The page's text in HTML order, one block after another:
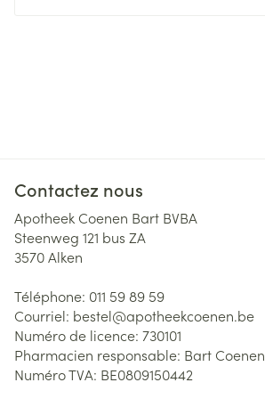
Contactez nous
Apotheek Coenen Bart BVBA
Steenweg 121 bus ZA
3570Alken
Téléphone: 011 59 89 59
Courriel: bestel@apotheekcoenen.be
Numéro de licence: 730101
Pharmacien responsable: Bart Coenen
Numéro TVA: BE0809150442